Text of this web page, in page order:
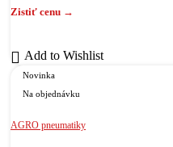
Add to Wishlist
Novinka
Na objednávku
AGRO pneumatiky